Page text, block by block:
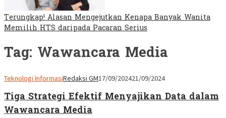
Terungkap! Alasan Mengejutkan Kenapa Banyak Wanita
Memilih HTS daripada Pacaran Serius
Tag: Wawancara Media
Teknologi InformasiRedaksi GM17/09/202421/09/2024
Tiga Strategi Efektif Menyajikan Data dalam
Wawancara Media